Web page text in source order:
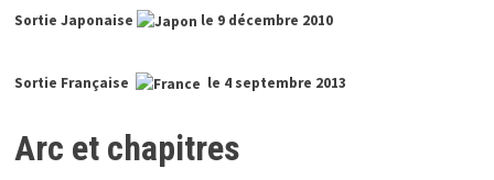
Sortie Japonaise le 9 décembre 2010
Sortie Française le 4 septembre 2013
Arc et chapitres